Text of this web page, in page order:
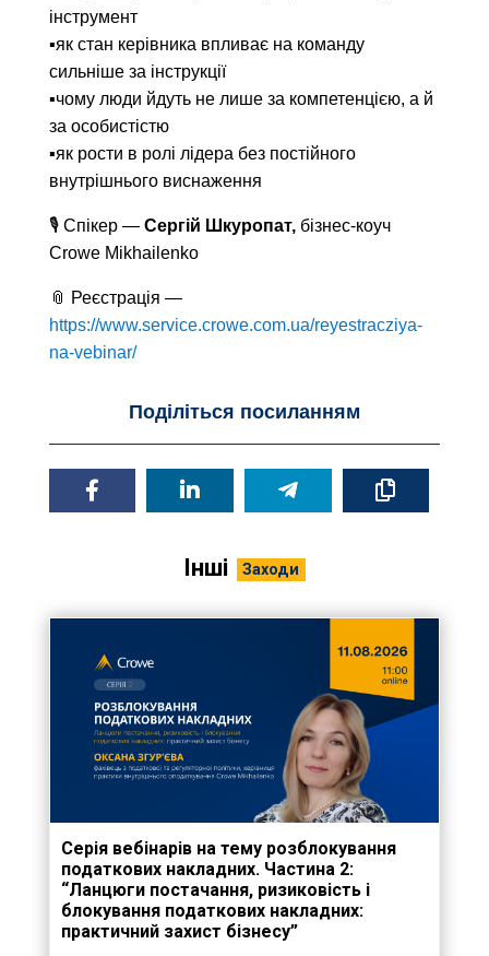
інструмент
▪️як стан керівника впливає на команду
сильніше за інструкції
▪️чому люди йдуть не лише за компетенцією, а й
за особистістю
▪️як рости в ролі лідера без постійного
внутрішнього виснаження
🎙 Спікер — Сергій Шкуропат,бізнес-коуч
Crowe Mikhailenko
📎 Реєстрація —
https://www.service.crowe.com.ua/reyestracziya-
na-vebinar/
Поділіться посиланням
Інші Заходи
Серія вебінарів на тему розблокування
податкових накладних. Частина 2:
“Ланцюги постачання, ризиковість і
блокування податкових накладних:
практичний захист бізнесу”